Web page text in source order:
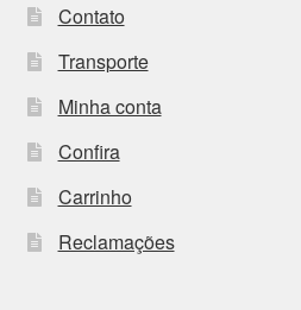
Contato
Transporte
Minha conta
Confira
Carrinho
Reclamações